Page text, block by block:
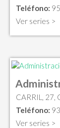
Teléfono:
Ver series >
CARRIL, 27,
Teléfono:
Ver series >